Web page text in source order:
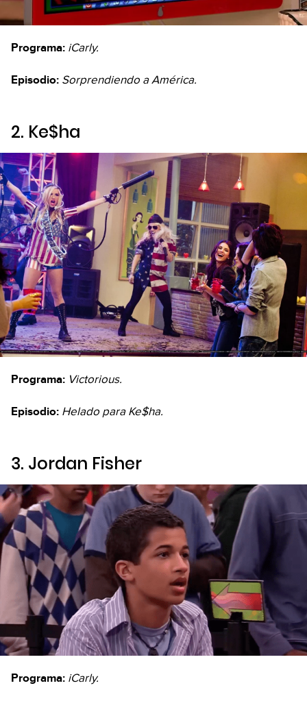
Programa: iCarly.
Episodio: Sorprendiendo a América.
2. Ke$ha
Programa: Victorious.
Episodio: Helado para Ke$ha.
3. Jordan Fisher
Programa: iCarly.